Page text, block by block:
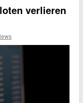
verlieren